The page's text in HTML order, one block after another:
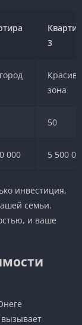
3
зона
50
000 5 500
инвестиция,
семьи.
и ваше